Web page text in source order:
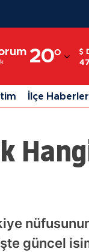
20°
Adıyaman
Afyonkarahisar
Ağrı
Ankara
Aydın
İlçe
güncel